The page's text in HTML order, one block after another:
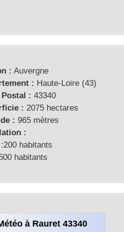
: Auvergne
: Haute-Loire (43)
: 43340
: 2075 hectares
: 965 mètres
:
habitants
habitants
à Rauret 43340